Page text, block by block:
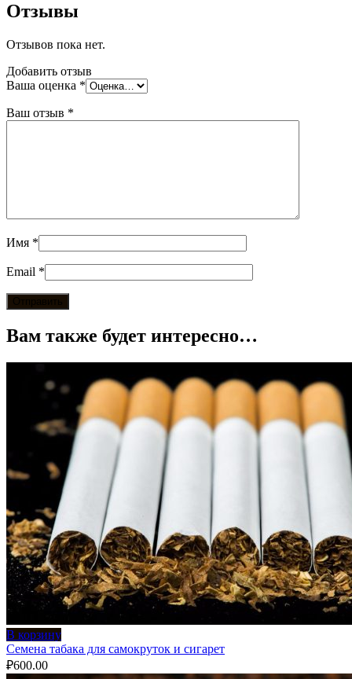
Отзывы
Отзывов пока нет.
Добавить отзыв
Ваша оценка *
Ваш отзыв *
Имя *
Email *
Вам также будет интересно…
В корзину
Семена табака для самокруток и сигарет
₽600.00